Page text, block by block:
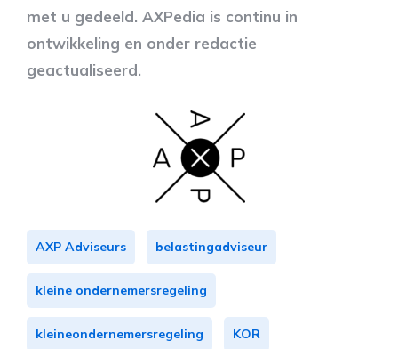
met u gedeeld. AXPedia is continu in
ontwikkeling en onder redactie
geactualiseerd.
AXP Adviseurs belastingadviseur
kleine ondernemersregeling
kleineondernemersregeling KOR